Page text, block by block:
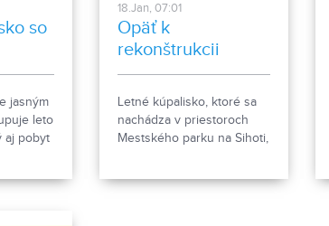
so
jasným
leto
aj pobyt
18.Jan, 07:01
Opäť k
rekonštrukcii
kúpaliska
Letné kúpalisko, ktoré sa
nachádza v priestoroch
Mestského parku na Sihoti,